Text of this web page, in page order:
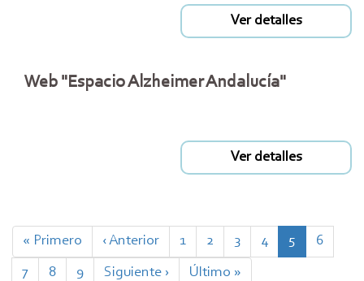
Ver detalles
Web "Espacio Alzheimer Andalucía"
Ver detalles
Paginación
Primera
página
« Primero
Página
anterior
‹ Anterior Page
1 Page
2 Page
3 Page
4
Página
actual
5 Page
6
Page
7 Page
8 Page
9
Siguiente
Siguiente ›
Última
Último »